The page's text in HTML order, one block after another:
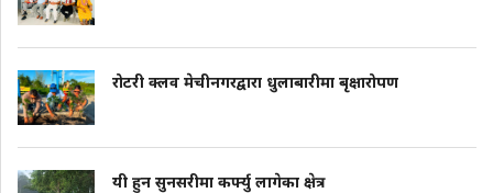
रोटरी क्लव मेचीनगरद्वारा धुलाबारीमा बृक्षारोपण
यी हुन सुनसरीमा कर्फ्यु लागेका क्षेत्र